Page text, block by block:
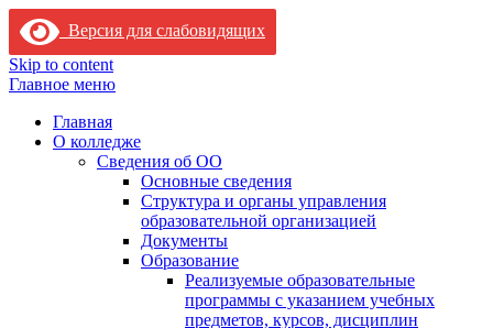
Версия для слабовидящих
Skip to content
Главное меню
Главная
О колледже
Сведения об ОО
Основные сведения
Структура и органы управления
образовательной организацией
Документы
Образование
Реализуемые образовательные
программы с указанием учебных
предметов, курсов, дисциплин